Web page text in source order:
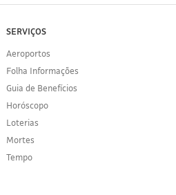
SERVIÇOS
Aeroportos
Folha Informações
Guia de Benefícios
Horóscopo
Loterias
Mortes
Tempo